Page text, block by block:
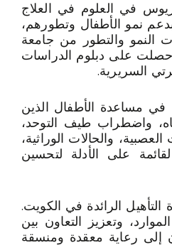
البكالوريوس في العلوم في العلاج
بدعم نمو الأطفال وتطورهم،
النمو والتطور من جامعة
في عام 2010. وفي الآونة الأخيرة، في عام 2020، حصلت على دبلوم الدراسات
السريرية.
20 عامًا، يكمن شغفي في مساعدة الأطفال الذين
واضطراب طيف التوحد،
والحالات الوراثية،
على الأدلة لتحسين
الرائدة في الكويت.
وتعزيز التعاون بين
إلى رعاية معقدة ومنسقة